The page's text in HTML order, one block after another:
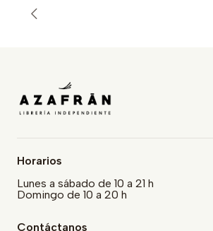
Horarios
Lunes a sábado de 10 a 21 h
Domingo de 10 a 20 h
Contáctanos